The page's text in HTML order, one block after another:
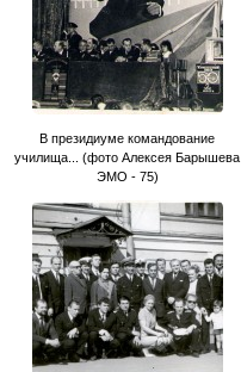
В президиуме командование
училища... (фото Алексея Барышева
ЭМО - 75)